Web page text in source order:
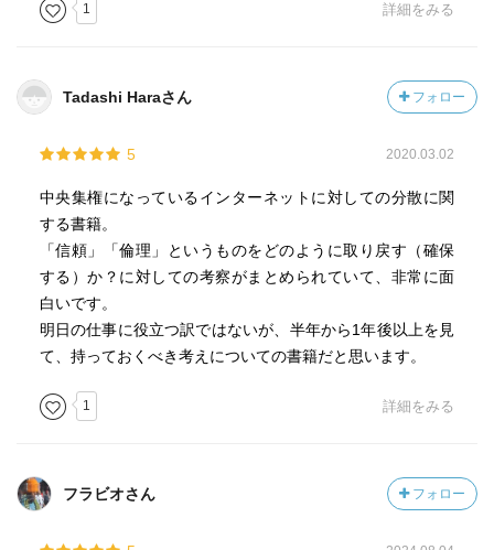
1 詳細をみる
Tadashi Haraさん フォロー
5 2020.03.02
中央集権になっているインターネットに対しての分散に関
する書籍。
「信頼」「倫理」というものをどのように取り戻す（確保
する）か？に対しての考察がまとめられていて、非常に面
白いです。
明日の仕事に役立つ訳ではないが、半年から1年後以上を見
て、持っておくべき考えについての書籍だと思います。
1 詳細をみる
フラビオさん フォロー